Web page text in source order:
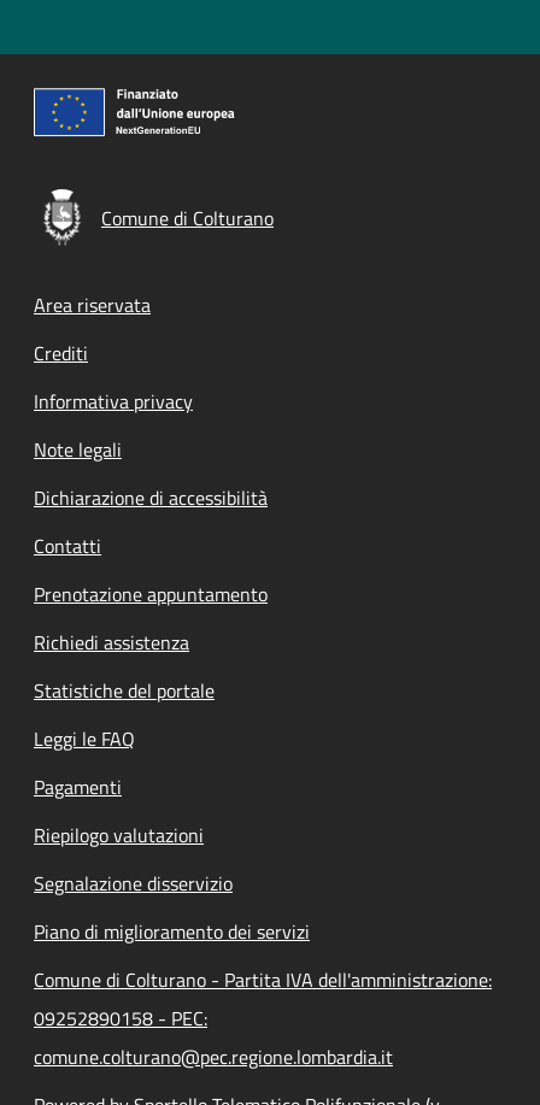
Comune di Colturano
Footer menu
Area riservata
Crediti
Informativa privacy
Note legali
Dichiarazione di accessibilità
Contatti
Prenotazione appuntamento
Richiedi assistenza
Statistiche del portale
Leggi le FAQ
Pagamenti
Riepilogo valutazioni
Segnalazione disservizio
Piano di miglioramento dei servizi
Comune di Colturano - Partita IVA dell'amministrazione:
09252890158 - PEC:
comune.colturano@pec.regione.lombardia.it